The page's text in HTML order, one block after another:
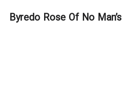
ادکلن بایردو رز آف نو منز لند | Byredo Rose Of No Man’s